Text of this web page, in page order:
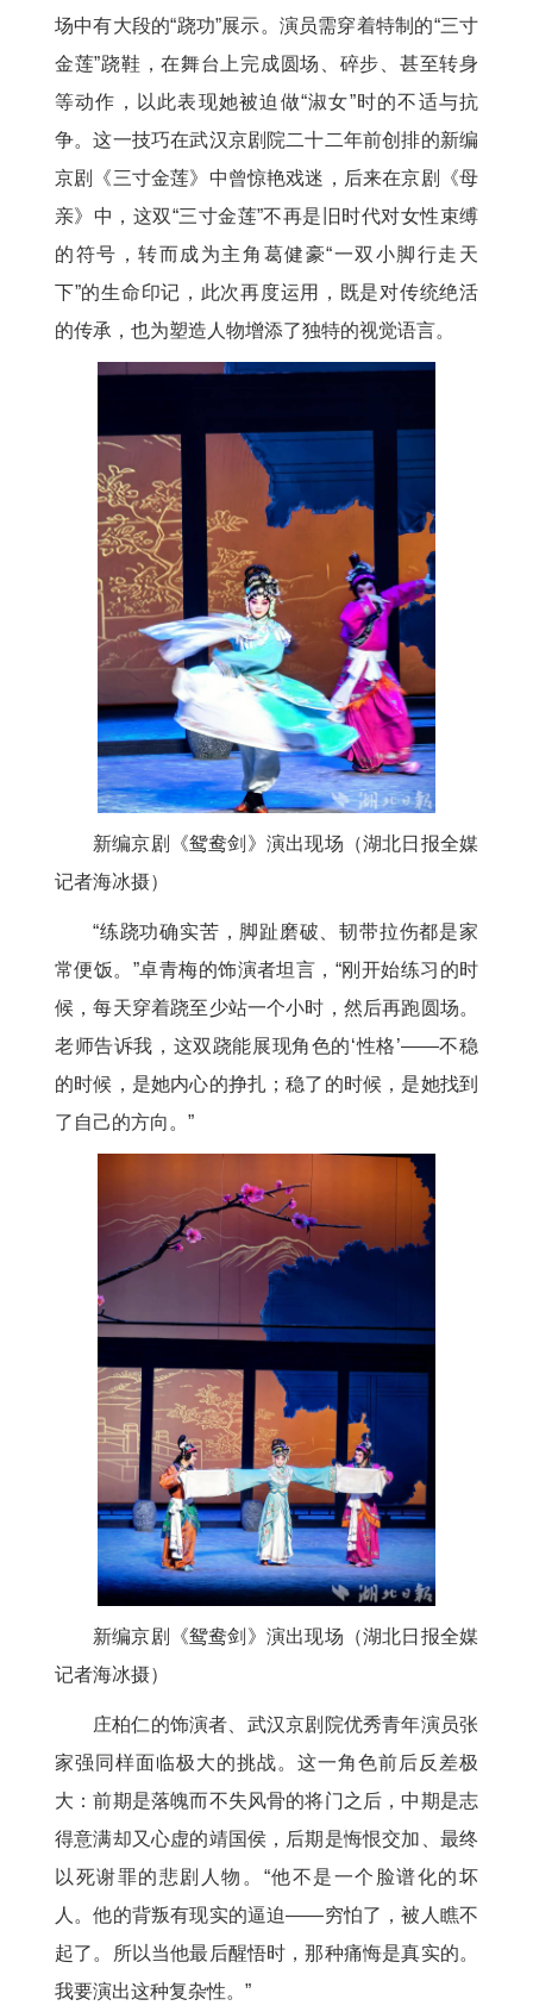
场中有大段的“跷功”展示。演员需穿着特制的“三寸
金莲”跷鞋，在舞台上完成圆场、碎步、甚至转身
等动作，以此表现她被迫做“淑女”时的不适与抗
争。这一技巧在武汉京剧院二十二年前创排的新编
京剧《三寸金莲》中曾惊艳戏迷，后来在京剧《母
亲》中，这双“三寸金莲”不再是旧时代对女性束缚
的符号，转而成为主角葛健豪“一双小脚行走天
下”的生命印记，此次再度运用，既是对传统绝活
的传承，也为塑造人物增添了独特的视觉语言。
新编京剧《鸳鸯剑》演出现场（湖北日报全媒
记者海冰摄）
“练跷功确实苦，脚趾磨破、韧带拉伤都是家
常便饭。”卓青梅的饰演者坦言，“刚开始练习的时
候，每天穿着跷至少站一个小时，然后再跑圆场。
老师告诉我，这双跷能展现角色的‘性格’——不稳
的时候，是她内心的挣扎；稳了的时候，是她找到
了自己的方向。”
新编京剧《鸳鸯剑》演出现场（湖北日报全媒
记者海冰摄）
庄柏仁的饰演者、武汉京剧院优秀青年演员张
家强同样面临极大的挑战。这一角色前后反差极
大：前期是落魄而不失风骨的将门之后，中期是志
得意满却又心虚的靖国侯，后期是悔恨交加、最终
以死谢罪的悲剧人物。“他不是一个脸谱化的坏
人。他的背叛有现实的逼迫——穷怕了，被人瞧不
起了。所以当他最后醒悟时，那种痛悔是真实的。
我要演出这种复杂性。”